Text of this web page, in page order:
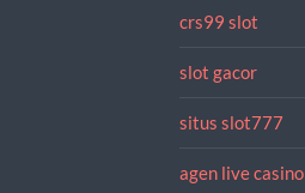
crs99 slot
slot gacor
situs slot777
agen live casino